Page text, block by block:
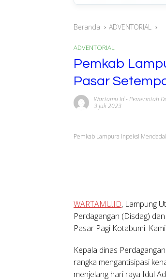
Beranda ADVENTORIAL
ADVENTORIAL
Pemkab
Pasar
Wartamu Id- Pemerintah
3 Juli 2023
Pemkab Lampura Inpeksi
WARTAMU.ID, Lampung
Perdagangan (Disdag)
Pasar Pagi Kotabumi.
Kepala dinas
rangka mengantisipasi
menjelang hari raya Idul